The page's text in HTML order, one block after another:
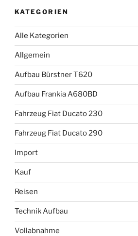
KATEGORIEN
Alle Kategorien
Allgemein
Aufbau Bürstner T620
Aufbau Frankia A680BD
Fahrzeug Fiat Ducato 230
Fahrzeug Fiat Ducato 290
Import
Kauf
Reisen
Technik Aufbau
Vollabnahme